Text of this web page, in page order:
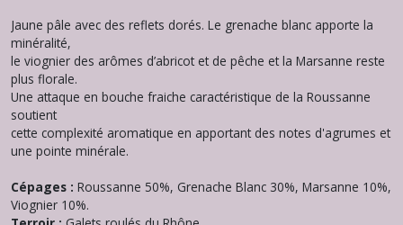
Jaune pâle avec des reflets dorés. Le grenache blanc apporte la
minéralité,
le viognier des arômes d’abricot et de pêche et la Marsanne reste
plus florale.
Une attaque en bouche fraiche caractéristique de la Roussanne
soutient
cette complexité aromatique en apportant des notes d'agrumes et
une pointe minérale.
Cépages : Roussanne 50%, Grenache Blanc 30%, Marsanne 10%,
Viognier 10%.